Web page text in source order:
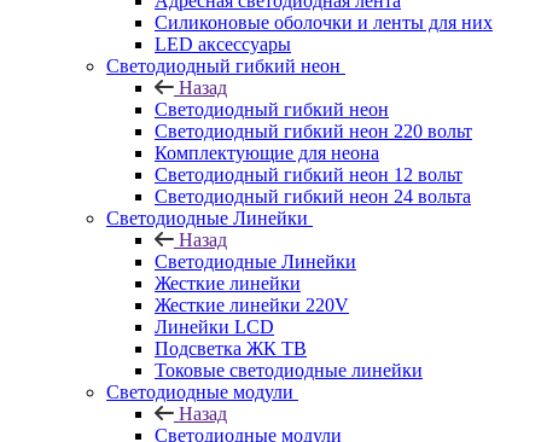
Силиконовые оболочки и ленты для них
LED аксессуары
Светодиодный гибкий неон
Назад
Светодиодный гибкий неон
Светодиодный гибкий неон 220 вольт
Комплектующие для неона
Светодиодный гибкий неон 12 вольт
Светодиодный гибкий неон 24 вольта
Светодиодные Линейки
Назад
Светодиодные Линейки
Жесткие линейки
Жесткие линейки 220V
Линейки LCD
Подсветка ЖК ТВ
Токовые светодиодные линейки
Светодиодные модули
Назад
Светодиодные модули